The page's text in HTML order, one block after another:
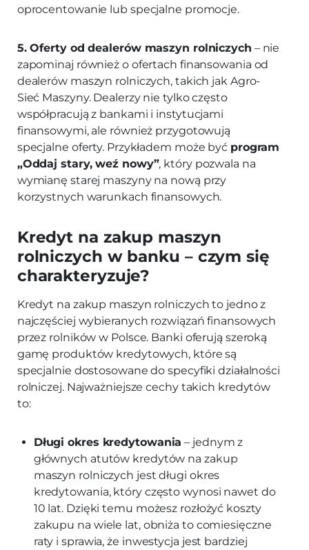
oprocentowanie lub specjalne promocje.
5. Oferty od dealerów maszyn rolniczych – nie
zapominaj również o ofertach finansowania od
dealerów maszyn rolniczych, takich jak Agro-
Sieć Maszyny. Dealerzy nie tylko często
współpracują z bankami i instytucjami
finansowymi, ale również przygotowują
specjalne oferty. Przykładem może być program
„Oddaj stary, weź nowy”, który pozwala na
wymianę starej maszyny na nową przy
korzystnych warunkach finansowych.
Kredyt na zakup maszyn
rolniczych w banku – czym się
charakteryzuje?
Kredyt na zakup maszyn rolniczych to jedno z
najczęściej wybieranych rozwiązań finansowych
przez rolników w Polsce. Banki oferują szeroką
gamę produktów kredytowych, które są
specjalnie dostosowane do specyfiki działalności
rolniczej. Najważniejsze cechy takich kredytów
to:
Długi okres kredytowania – jednym z
głównych atutów kredytów na zakup
maszyn rolniczych jest długi okres
kredytowania, który często wynosi nawet do
10 lat. Dzięki temu możesz rozłożyć koszty
zakupu na wiele lat, obniża to comiesięczne
raty i sprawia, że inwestycja jest bardziej